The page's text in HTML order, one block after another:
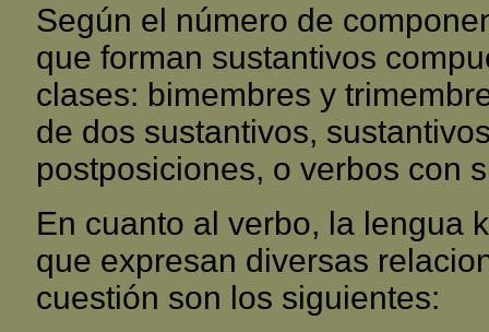
Según el número de
que forman sustantivos
clases: bimembres y
de dos sustantivos,
postposiciones, o verbos con
En cuanto al verbo, la lengua
que expresan diversas
cuestión son los siguientes: